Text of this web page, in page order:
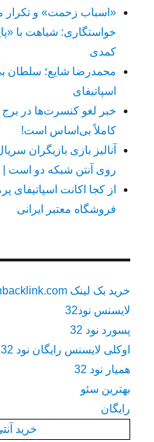
«اسباب زحمت» و تکرار
کمدی
محمدرضا شایع؛ سلطان
اسپاتیفای
خبر لغو کنسرت‌ها در برج
کاملاً بی‌اساس است!
آنالیز بازی بازیگران
روی آنتن شبکه دو است
فروشگاه معتبر ایرانی
خرید بک لینک behtarinbacklink.com
لایسنس نود32
پسورد نود 32
اوکلی لایسنس رایگان نود 32
همیار نود 32
بهترین سئو
رایگان
خرید